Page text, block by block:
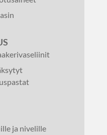
ja nivelille